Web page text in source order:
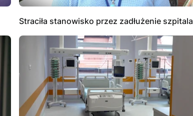
Straciła stanowisko przez zadłużenie szpitala